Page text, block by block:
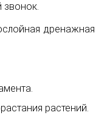
звонок.
дренажная
растений.